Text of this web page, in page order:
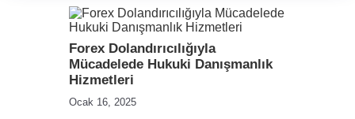
Forex Dolandırıcılığıyla
Mücadelede Hukuki Danışmanlık
Hizmetleri
Ocak 16, 2025